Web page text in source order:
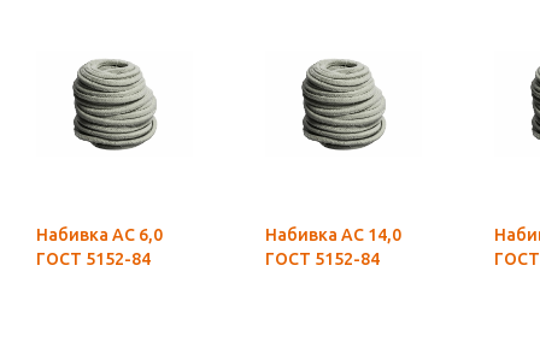
Набивка АС 6,0
ГОСТ 5152-84
Набивка АС 14,0
ГОСТ 5152-84
Набивка
ГОСТ